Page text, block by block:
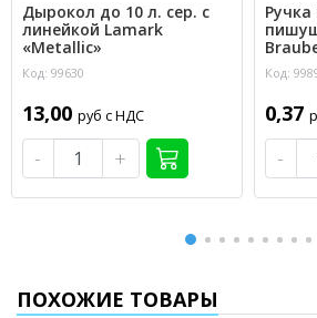
Дырокол до 10 л. сер. с
линейкой Lamark
«Metallic»
Код: 99630
13,00 руб с НДС
- +
Код:
0,37
-
ПОХОЖИЕ ТОВАРЫ